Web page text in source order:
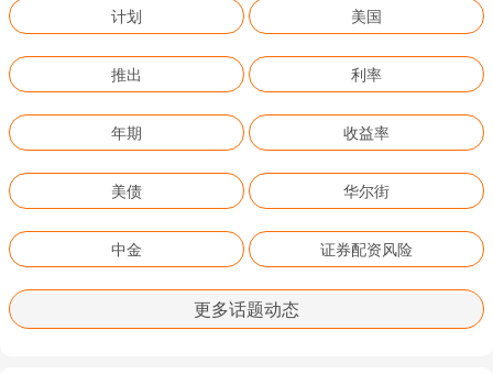
计划 美国
推出 利率
年期 收益率
美债 华尔街
中金 证券配资风险
更多话题动态